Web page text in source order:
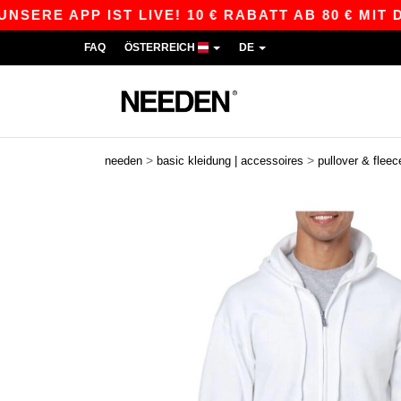
APP IST LIVE! 10 € RABATT AB 80 € MIT DEM
FAQ ÖSTERREICH DE
needen > basic kleidung | accessoires > pullover &